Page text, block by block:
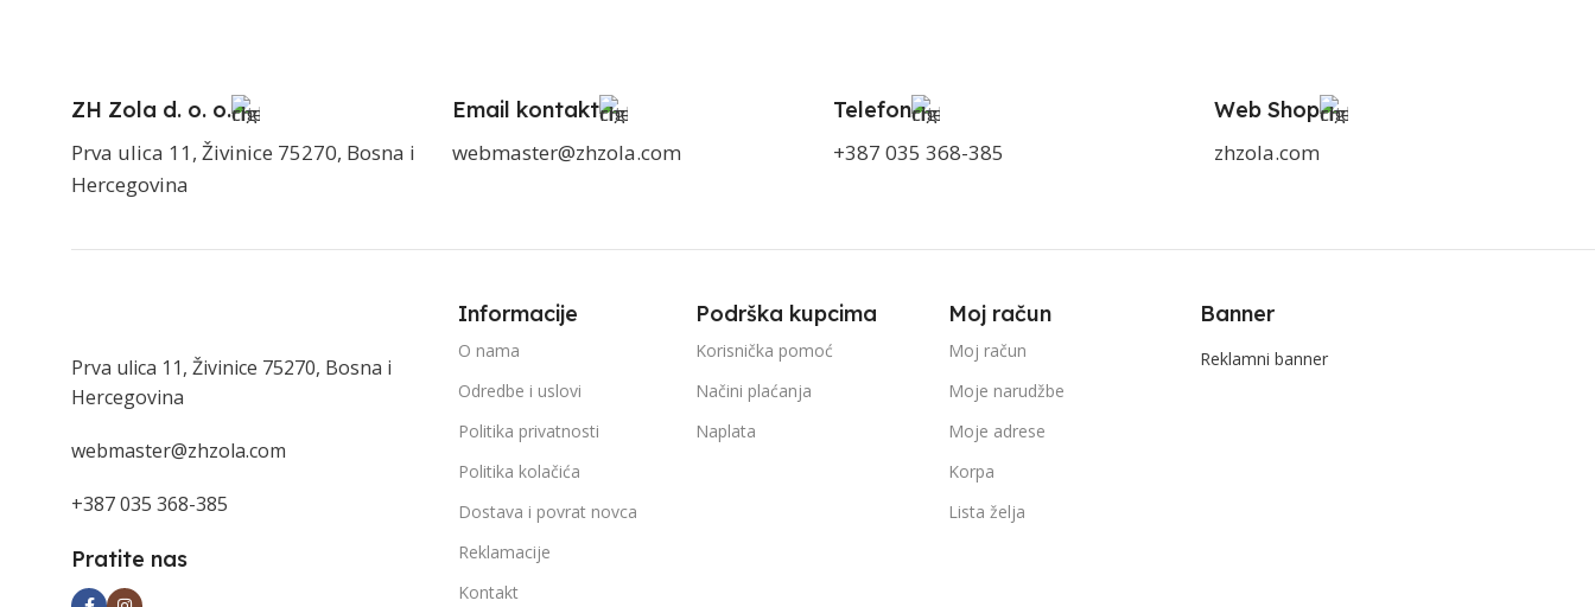
ZH Zola d. o. o.
Prva ulica 11, Živinice 75270, Bosna i
Hercegovina
Email kontakt
webmaster@zhzola.com
Telefon
+387 035 368-385
Web Shop
zhzola.com
Prva ulica 11, Živinice 75270, Bosna i
Hercegovina
webmaster@zhzola.com
+387 035 368-385
Pratite nas
Informacije
O nama
Odredbe i uslovi
Politika privatnosti
Politika kolačića
Dostava i povrat novca
Reklamacije
Kontakt
Podrška kupcima
Korisnička pomoć
Načini plaćanja
Naplata
Moj račun
Moj račun
Moje narudžbe
Moje adrese
Korpa
Lista želja
Banner
Reklamni banner